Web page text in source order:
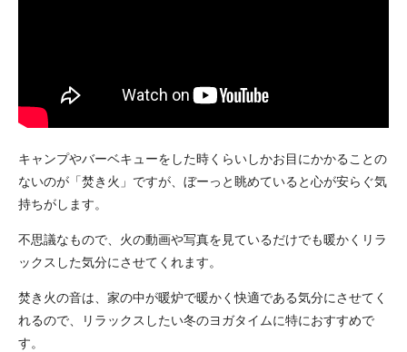
キャンプやバーベキューをした時くらいしかお目にかかることの
ないのが「焚き火」ですが、ぼーっと眺めていると心が安らぐ気
持ちがします。
不思議なもので、火の動画や写真を見ているだけでも暖かくリラ
ックスした気分にさせてくれます。
焚き火の音は、家の中が暖炉で暖かく快適である気分にさせてく
れるので、リラックスしたい冬のヨガタイムに特におすすめで
す。